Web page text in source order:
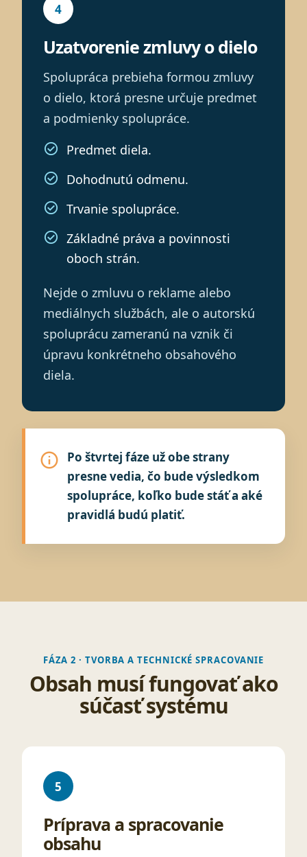
4
Uzatvorenie zmluvy o dielo
Spolupráca prebieha formou zmluvy
o dielo, ktorá presne určuje predmet
a podmienky spolupráce.
Predmet diela.
Dohodnutú odmenu.
Trvanie spolupráce.
Základné práva a povinnosti
oboch strán.
Nejde o zmluvu o reklame alebo
mediálnych službách, ale o autorskú
spoluprácu zameranú na vznik či
úpravu konkrétneho obsahového
diela.
Po štvrtej fáze už obe strany
presne vedia, čo bude výsledkom
spolupráce, koľko bude stáť a aké
pravidlá budú platiť.
FÁZA 2 · TVORBA A TECHNICKÉ SPRACOVANIE
Obsah musí fungovať ako
súčasť systému
5
Príprava a spracovanie
obsahu